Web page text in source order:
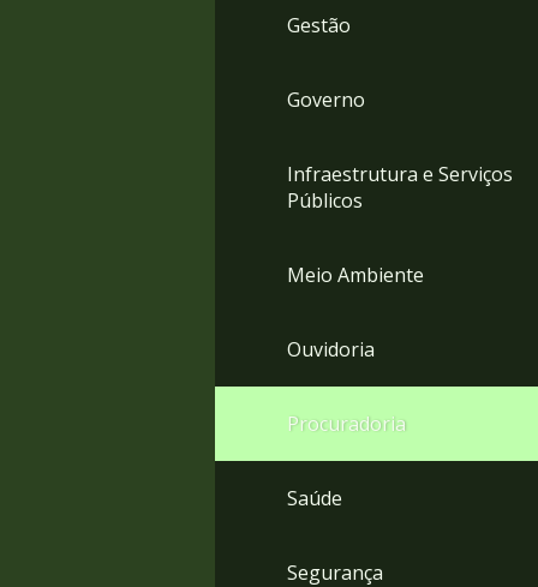
Gestão
Governo
Infraestrutura e Serviços
Públicos
Meio Ambiente
Ouvidoria
Procuradoria
Saúde
Segurança